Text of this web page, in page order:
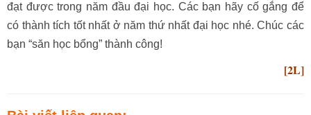
đạt được trong năm đầu đại học. Các bạn hãy cố gắng để
có thành tích tốt nhất ở năm thứ nhất đại học nhé. Chúc các
bạn “săn học bổng” thành công!
[2L]